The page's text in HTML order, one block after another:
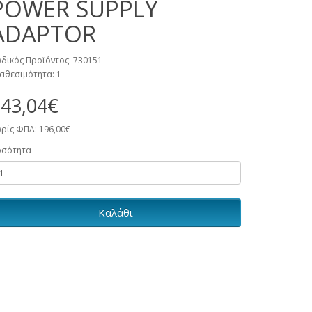
SUPPLY
Προϊόντος: 730151
1
ΦΠΑ: 196,00€
Καλάθι